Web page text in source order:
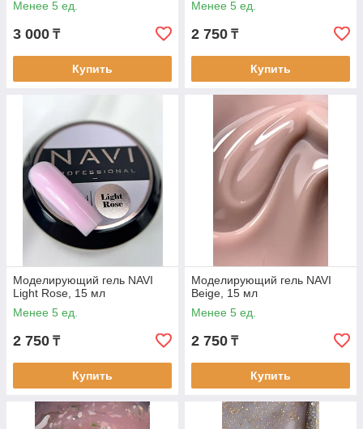
Менее 5 ед.
3 000 ₸
Купить
Менее 5 ед.
2 750 ₸
Купить
Моделирующий гель NAVI
Light Rose, 15 мл
Менее 5 ед.
2 750 ₸
Купить
Моделирующий гель NAVI
Beige, 15 мл
Менее 5 ед.
2 750 ₸
Купить